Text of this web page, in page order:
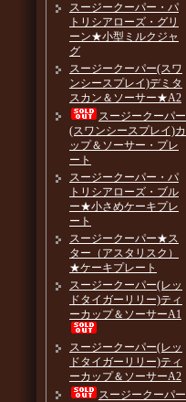
スージークーパー・パ
トリシアローズ・グリ
ーン★小型ミルクジャ
グ
スージークーパー(スワ
ンシースプレイ)デミタ
スカン＆ソーサー★A2
スージークーパー
(スワンシースプレイ)カ
ップ＆ソーサー・プレ
ート
スージークーパー・パ
トリシアローズ・ブル
ー★小さめケーキプレ
ート
スージークーパー★ス
ター（アスタリスク）
★ケーキプレート
スージークーパー(レッ
ドタイガーリリー)ティ
ーカップ＆ソーサーA1
スージークーパー(レッ
ドタイガーリリー)ティ
ーカップ＆ソーサーA2
スージークーパー